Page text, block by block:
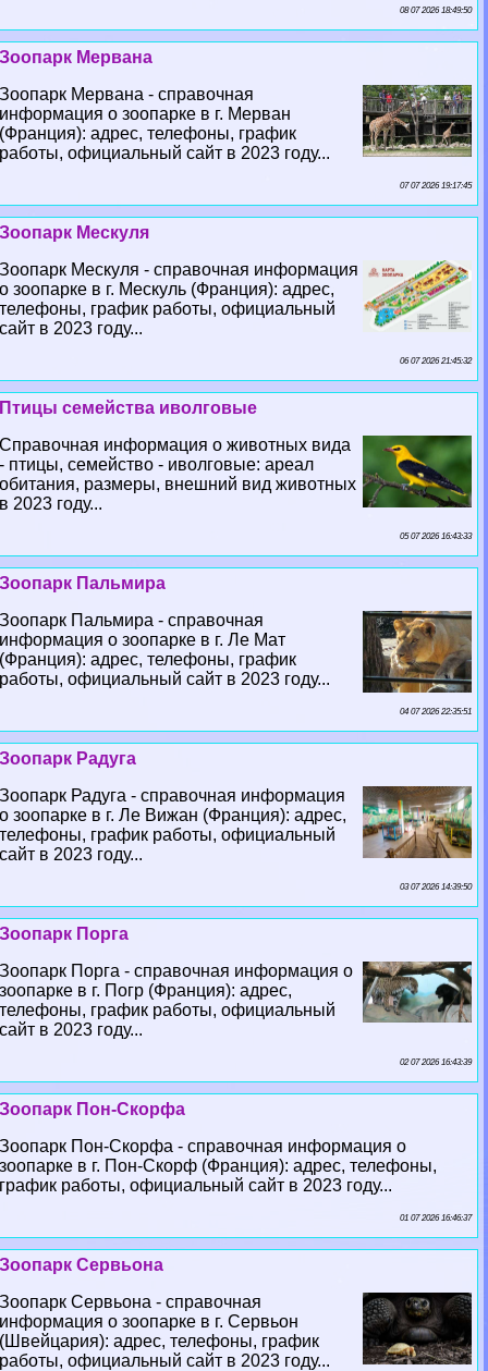
08 07 2026 18:49:50
Зоопарк Мервана
Зоопарк Мервана - справочная
информация о зоопарке в г. Мерван
(Франция): адрес, телефоны, график
работы, официальный сайт в 2023 году...
07 07 2026 19:17:45
Зоопарк Мескуля
Зоопарк Мескуля - справочная информация
о зоопарке в г. Мескуль (Франция): адрес,
телефоны, график работы, официальный
сайт в 2023 году...
06 07 2026 21:45:32
Птицы семейства иволговые
Справочная информация о животных вида
- птицы, семейство - иволговые: ареал
обитания, размеры, внешний вид животных
в 2023 году...
05 07 2026 16:43:33
Зоопарк Пальмира
Зоопарк Пальмира - справочная
информация о зоопарке в г. Ле Мат
(Франция): адрес, телефоны, график
работы, официальный сайт в 2023 году...
04 07 2026 22:35:51
Зоопарк Радуга
Зоопарк Радуга - справочная информация
о зоопарке в г. Ле Вижан (Франция): адрес,
телефоны, график работы, официальный
сайт в 2023 году...
03 07 2026 14:39:50
Зоопарк Порга
Зоопарк Порга - справочная информация о
зоопарке в г. Погр (Франция): адрес,
телефоны, график работы, официальный
сайт в 2023 году...
02 07 2026 16:43:39
Зоопарк Пон-Скорфа
Зоопарк Пон-Скорфа - справочная информация о
зоопарке в г. Пон-Скорф (Франция): адрес, телефоны,
график работы, официальный сайт в 2023 году...
01 07 2026 16:46:37
Зоопарк Сервьона
Зоопарк Сервьона - справочная
информация о зоопарке в г. Сервьон
(Швейцария): адрес, телефоны, график
работы, официальный сайт в 2023 году...